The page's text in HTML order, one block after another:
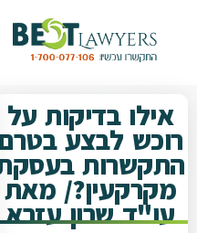
אילו בדיקות על
רוכש לבצע בטרם
התקשרות בעסקת
מקרקעין?/ מאת
עו"ד שרון עזרא